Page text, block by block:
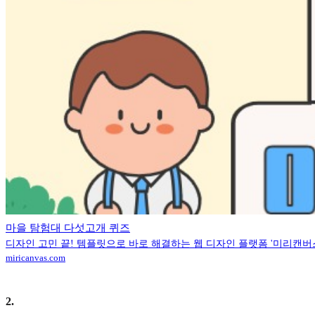
마을 탐험대 다섯고개 퀴즈
디자인 고민 끝! 템플릿으로 바로 해결하는 웹 디자인 플랫폼 '미리캔버
miricanvas.com
2.